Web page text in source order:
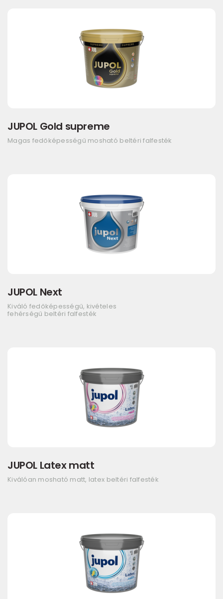
JUPOL Gold supreme
Magas fedőképességű mosható beltéri falfesték
JUPOL Next
Kiváló fedőképességű, kivételes
fehérségű beltéri falfesték
JUPOL Latex matt
Kiválóan mosható matt, latex beltéri falfesték